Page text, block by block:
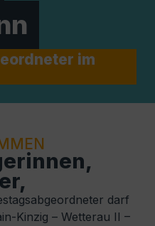
im
darf
Kinzig – Wetterau II –